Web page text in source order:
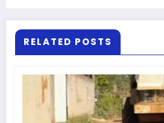
RELATED POSTS